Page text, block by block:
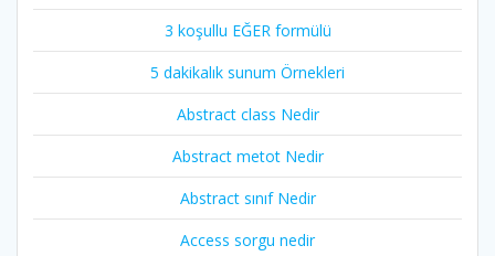
3 koşullu EĞER formülü
5 dakikalık sunum Örnekleri
Abstract class Nedir
Abstract metot Nedir
Abstract sınıf Nedir
Access sorgu nedir